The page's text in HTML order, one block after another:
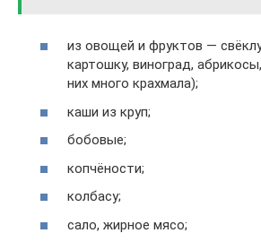
из овощей и фруктов —
картошку, виноград,
них много крахмала);
каши из круп;
бобовые;
копчёности;
колбасу;
сало, жирное мясо;